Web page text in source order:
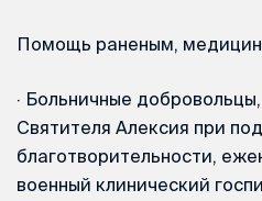
Помощь раненым,
· Больничные
Святителя Алексия при
благотворительности,
военный клинический